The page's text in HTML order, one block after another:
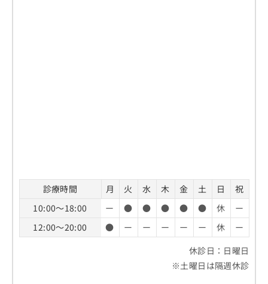
診療時間 月 火 水 木 金 土 日
祝
10:00～18:00
ー ● ● ● ● ● 休
ー
12:00～20:00
● ー ー ー ー ー 休
ー
休診日：日曜日
※土曜日は隔週休診